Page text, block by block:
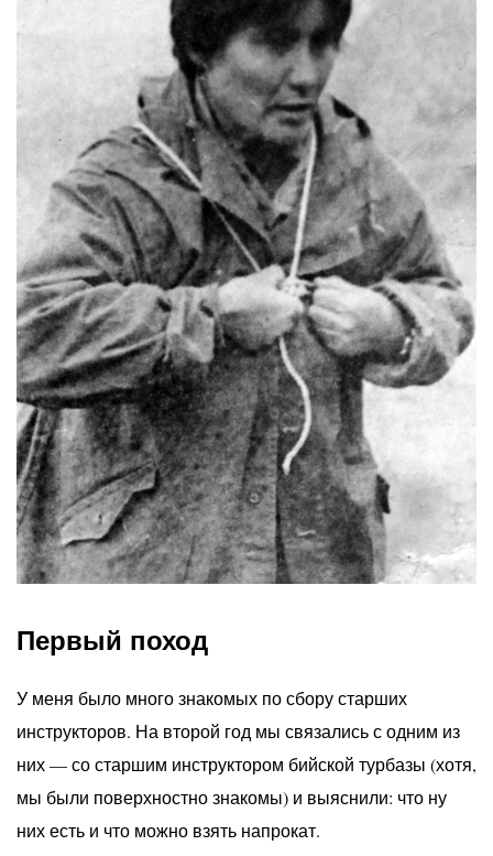
Первый поход
У меня было много знакомых по сбору старших
инструкторов. На второй год мы связались с одним из
них — со старшим инструктором бийской турбазы (хотя,
мы были поверхностно знакомы) и выяснили: что ну
них есть и что можно взять напрокат.